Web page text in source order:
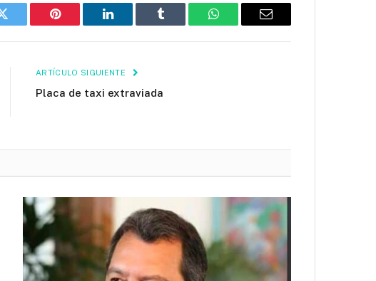
Twitter Pinterest LinkedIn Tumblr WhatsAppEmail
ARTÍCULO SIGUIENTE
Placa de taxi extraviada